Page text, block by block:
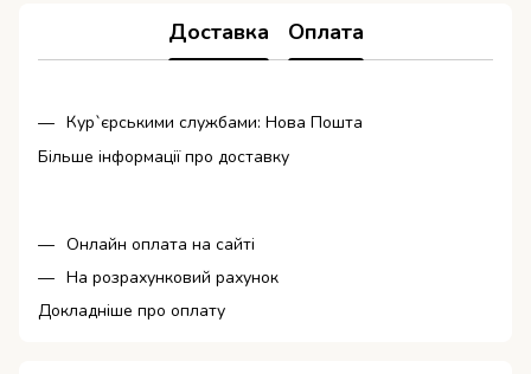
Доставка Оплата
Кур`єрськими службами: Нова Пошта
Більше інформації про доставку
Онлайн оплата на сайті
На розрахунковий рахунок
Докладніше про оплату